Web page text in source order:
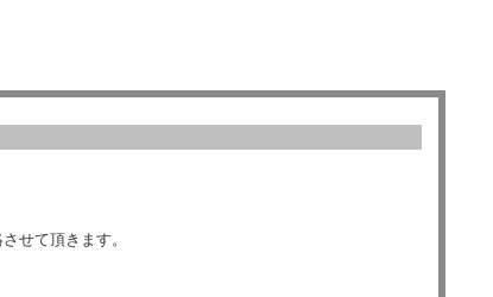
せて頂きます。